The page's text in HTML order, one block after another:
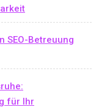
SEO-Betreuung
für Ihr